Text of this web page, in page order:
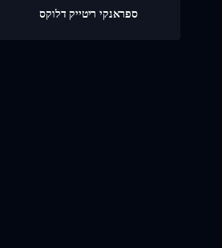
ספראנקי ריטייק דלוקס